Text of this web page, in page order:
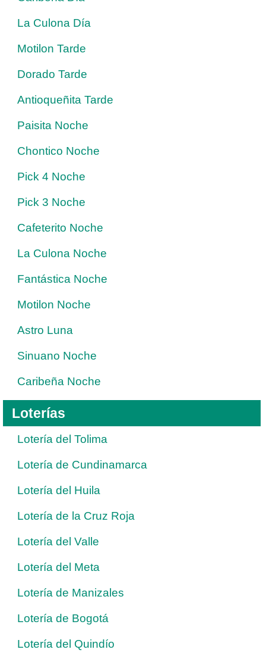
La Culona Día
Motilon Tarde
Dorado Tarde
Antioqueñita Tarde
Paisita Noche
Chontico Noche
Pick 4 Noche
Pick 3 Noche
Cafeterito Noche
La Culona Noche
Fantástica Noche
Motilon Noche
Astro Luna
Sinuano Noche
Caribeña Noche
Loterías
Lotería del Tolima
Lotería de Cundinamarca
Lotería del Huila
Lotería de la Cruz Roja
Lotería del Valle
Lotería del Meta
Lotería de Manizales
Lotería de Bogotá
Lotería del Quindío